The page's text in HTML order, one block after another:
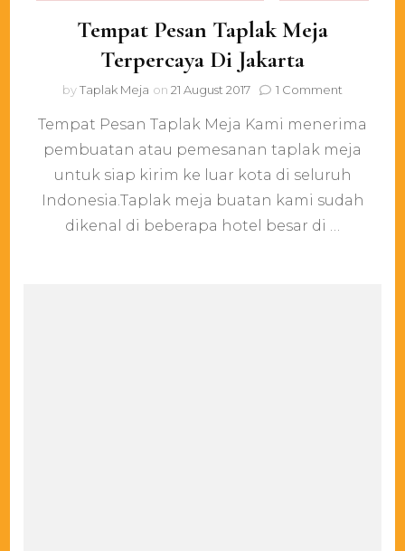
Tempat Pesan Taplak Meja
Terpercaya Di Jakarta
byTaplak Meja on 21 August 2017 1 Comment
Pesan
Taplak
Meja
Di
Tempat Pesan Taplak Meja Kami menerima
pembuatan atau pemesanan taplak meja
untuk siap kirim ke luar kota di seluruh
Indonesia.Taplak meja buatan kami sudah
dikenal di beberapa hotel besar di …